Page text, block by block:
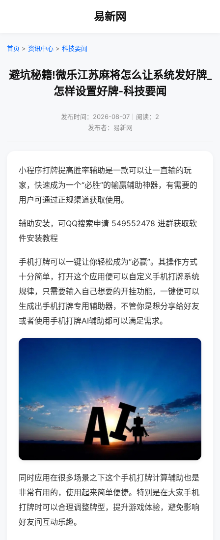
易新网
首页 > 资讯中心 > 科技要闻
避坑秘籍!微乐江苏麻将怎么让系统发好牌_
怎样设置好牌-科技要闻
发布时间：2026-08-07｜阅读：2
发布者：易新网
小程序打牌提高胜率辅助是一款可以让一直输的玩
家，快速成为一个“必胜”的输赢辅助神器，有需要的
用户可通过正规渠道获取使用。
辅助安装，可QQ搜索申请 549552478 进群获取软
件安装教程
手机打牌可以一键让你轻松成为“必赢”。其操作方式
十分简单，打开这个应用便可以自定义手机打牌系统
规律，只需要输入自己想要的开挂功能，一键便可以
生成出手机打牌专用辅助器，不管你是想分享给好友
或者使用手机打牌AI辅助都可以满足需求。
同时应用在很多场景之下这个手机打牌计算辅助也是
非常有用的，使用起来简单便捷。特别是在大家手机
打牌时可以合理调整牌型，提升游戏体验，避免影响
好友间互动乐趣。